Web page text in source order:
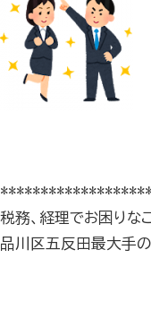
税務、経理でお困りな
品川区五反田最大手